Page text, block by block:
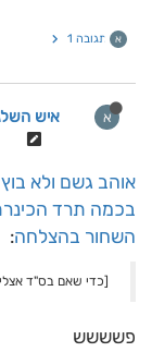
א תגובה 1
א איש
אוהב גשם ולא בוץ
בכמה תרד
השחור בהצלחה:
[כדי שאם בס"ד
פשששש